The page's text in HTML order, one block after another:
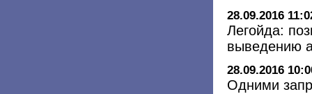
28.09.2016
Легойда:
выведению
28.09.2016
Одними